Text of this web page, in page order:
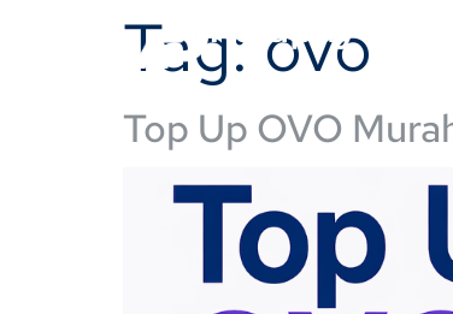
Rajapay
Tag: ovo
Top Up OVO